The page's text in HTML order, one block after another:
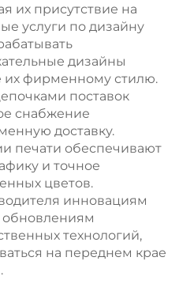
их присутствие на
услуги по дизайну
дизайны
их фирменному стилю.
поставок
снабжение
доставку.
печати обеспечивают
и точное
цветов.
инновациям
технологий,
на переднем крае